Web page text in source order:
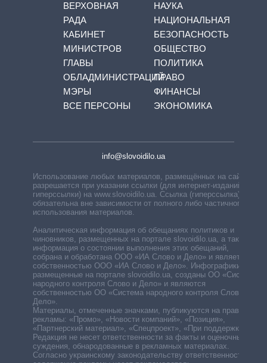
ВЕРХОВНАЯ
РАДА
КАБИНЕТ
МИНИСТРОВ
ГЛАВЫ
ОБЛАДМИНИСТРАЦИЙ
МЭРЫ
ВСЕ ПЕРСОНЫ
НАУКА
НАЦИОНАЛЬНАЯ
БЕЗОПАСНОСТЬ
ОБЩЕСТВО
ПОЛИТИКА
ПРАВО
ФИНАНСЫ
ЭКОНОМИКА
info@slovoidilo.ua
Использование любых материалов, размещённых на сайте,
разрешается при указании ссылки (для интернет-изданий —
гиперссылки) на www.slovoidilo.ua. Ссылка (гиперссылка)
обязательна вне зависимости от полного либо частичного
использования материалов.
Аналитическая информация об обещаниях политиков и
чиновников, размещенных на портале slovoidilo.ua, а также
информация о состоянии выполнения этих обещаний,
собрана и обработана ООО «ИА Слово и Дело» и является
собственностью ООО «ИА Слово и Дело». Инфографики,
размещенные на портале slovoidilo.ua, созданы ОО «Система
народного контроля Слово и Дело» и являются
собственностью ОО «Система народного контроля Слово и
Дело».
Материалы, отмеченные значками, публикуются на правах
рекламы: «Промо», «Новости компаний», «Позиция»,
«Партнерский материал», «Спецпроект», «При поддержке».
Редакция не несет ответственности за факты и оценочные
суждения, обнародованные в рекламных материалах.
Согласно украинскому законодательству ответственность за